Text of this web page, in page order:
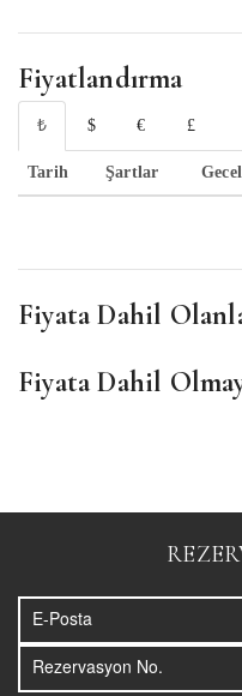
Fiyatlandırma
₺ $ € £
Tarih Şartlar
Fiyata Dahil
Fiyata Dahil